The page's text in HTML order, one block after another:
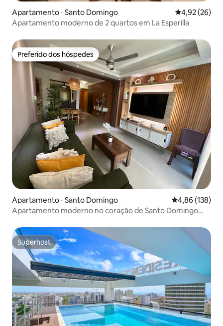
Apartamento ⋅ Santo Domingo 4,92 de uma
4,92 (26)
Apartamento moderno de 2 quartos em La Esperilla
Preferido dos hóspedes
Preferido dos hóspedes
Apartamento ⋅ Santo Domingo 4,86 de uma
4,86 (138)
Apartamento moderno no coração de Santo Domingo
Superhost
Superhost